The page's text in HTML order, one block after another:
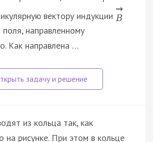
вектору индукции
→
B
поля, направленному
Как направлена …
из кольца так, как
на рисунке. При этом в кольце